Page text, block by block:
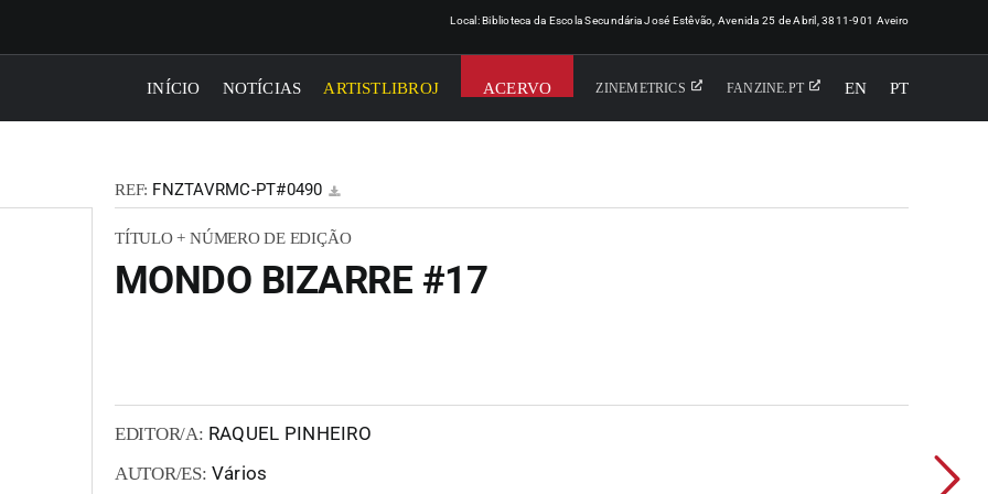
Local: Biblioteca da Escola Secundária José Estêvão, Avenida 25 de Abril, 3811-901 Aveiro
INÍCIO NOTÍCIAS ARTISTLIBROJ ACERVO ZINEMETRICS FANZINE.PT EN PT
REF: FNZTAVRMC-PT#0490
TÍTULO + NÚMERO DE EDIÇÃO
MONDO BIZARRE #17
EDITOR/A: RAQUEL PINHEIRO
AUTOR/ES: Vários